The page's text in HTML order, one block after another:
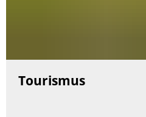
Tourismus